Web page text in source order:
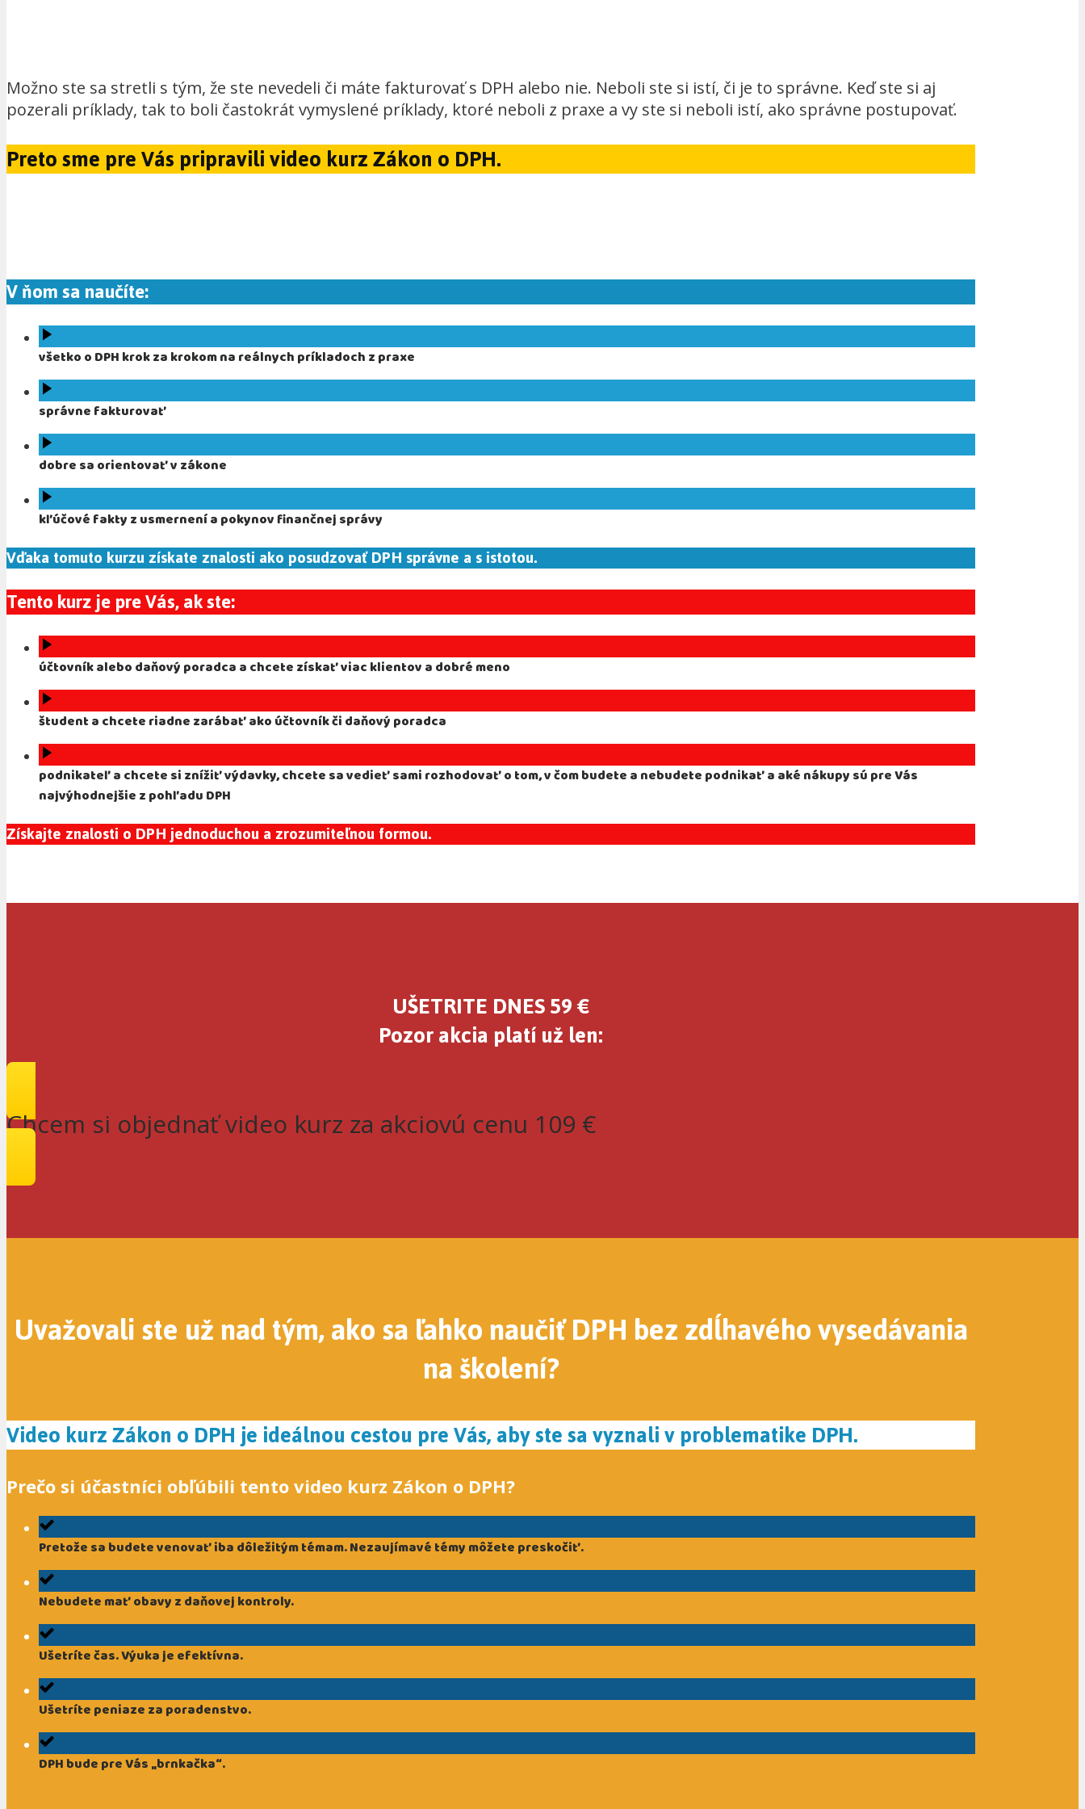
Možno ste sa stretli s tým, že ste nevedeli či máte fakturovať s DPH alebo nie. Neboli ste si istí, či je to správne. Keď ste si aj
pozerali príklady, tak to boli častokrát vymyslené príklady, ktoré neboli z praxe a vy ste si neboli istí, ako správne postupovať.
Preto sme pre Vás pripravili video kurz Zákon o DPH.
V ňom sa naučíte:
všetko o DPH krok za krokom na reálnych príkladoch z praxe
správne fakturovať
dobre sa orientovať v zákone
kľúčové fakty z usmernení a pokynov finančnej správy
Vďaka tomuto kurzu získate znalosti ako posudzovať DPH správne a s istotou.
Tento kurz je pre Vás, ak ste:
účtovník alebo daňový poradca a chcete získať viac klientov a dobré meno
študent a chcete riadne zarábať ako účtovník či daňový poradca
podnikateľ a chcete si znížiť výdavky, chcete sa vedieť sami rozhodovať o tom, v čom budete a nebudete podnikať a aké nákupy sú pre Vás
najvýhodnejšie z pohľadu DPH
Získajte znalosti o DPH jednoduchou a zrozumiteľnou formou.
UŠETRITE DNES 59 €
Pozor akcia platí už len:
Chcem si objednať video kurz za akciovú cenu 109 €
Uvažovali ste už nad tým, ako sa ľahko naučiť DPH bez zdĺhavého vysedávania
na školení?
Video kurz Zákon o DPH je ideálnou cestou pre Vás, aby ste sa vyznali v problematike DPH.
Prečo si účastníci obľúbili tento video kurz Zákon o DPH?
Pretože sa budete venovať iba dôležitým témam. Nezaujímavé témy môžete preskočiť.
Nebudete mať obavy z daňovej kontroly.
Ušetríte čas. Výuka je efektívna.
Ušetríte peniaze za poradenstvo.
DPH bude pre Vás „brnkačka“.